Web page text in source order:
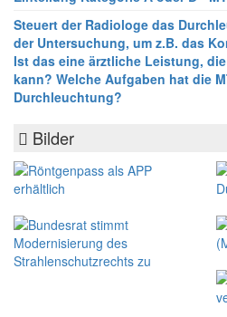
Steuert der Radiologe das
der Untersuchung, um z.B. das
Ist das eine ärztliche Leistung,
kann? Welche Aufgaben hat die
Durchleuchtung?
Bilder